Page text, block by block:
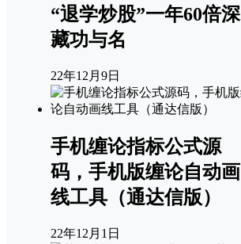
“退学炒股”一年60倍深
藏功与名
22年12月9日
手机缠论指标公式源
码，手机版缠论自动画
线工具（通达信版）
22年12月1日